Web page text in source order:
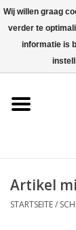
Startseite
Koch-
Maschinen &
Edelstahl
Artikel
STARTSEITE/
Wij willen graag
verder te
informatie is